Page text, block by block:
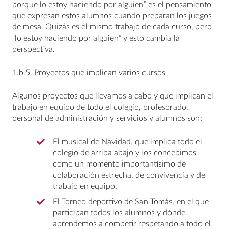
porque lo estoy haciendo por alguien” es el pensamiento
que expresan estos alumnos cuando preparan los juegos
de mesa. Quizás es el mismo trabajo de cada curso, pero
“lo estoy haciendo por alguien” y esto cambia la
perspectiva.
1.b.5. Proyectos que implican varios cursos
Algunos proyectos que llevamos a cabo y que implican el
trabajo en equipo de todo el colegio, profesorado,
personal de administración y servicios y alumnos son:
El musical de Navidad, que implica todo el
colegio de arriba abajo y los concebimos
como un momento importantísimo de
colaboración estrecha, de convivencia y de
trabajo en equipo.
El Torneo deportivo de San Tomás, en el que
participan todos los alumnos y dónde
aprendemos a competir respetando a todo el